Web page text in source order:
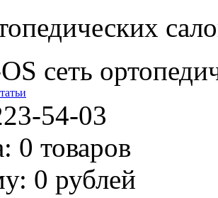
сеть
54-03
0 товаров
0 рублей